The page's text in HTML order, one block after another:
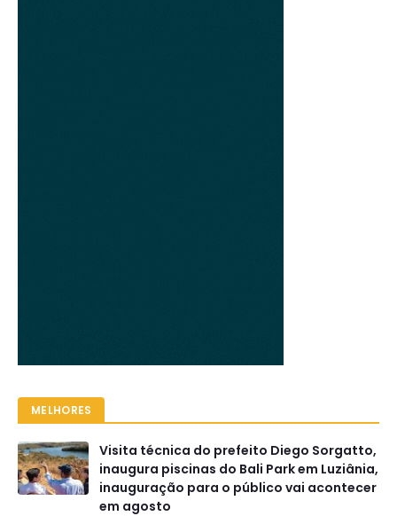
MELHORES
Visita técnica do prefeito Diego Sorgatto,
inaugura piscinas do Bali Park em Luziânia,
inauguração para o público vai acontecer
em agosto